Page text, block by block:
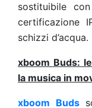
sostituibile
certificazione
schizzi d’acqua.
xboom Buds:
la musica in
xboom Buds